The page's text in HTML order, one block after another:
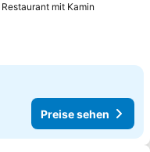
mit Kamin
Preise sehen